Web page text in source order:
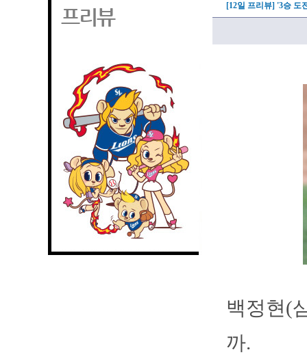
프리뷰 [12일 프리뷰] '3승 도
백정현(
까.